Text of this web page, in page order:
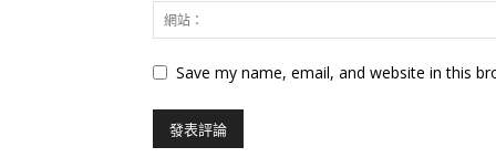
Save my name, email, and website in this